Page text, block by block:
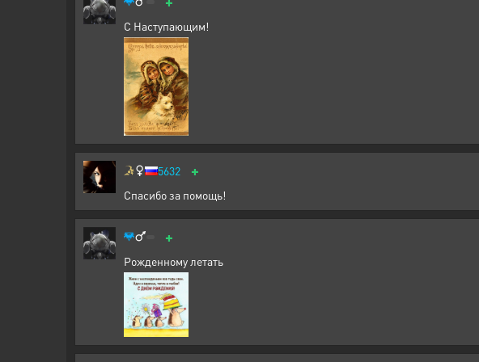
С Наступающим!
5632 +
Спасибо за помощь!
+
Рожденному летать